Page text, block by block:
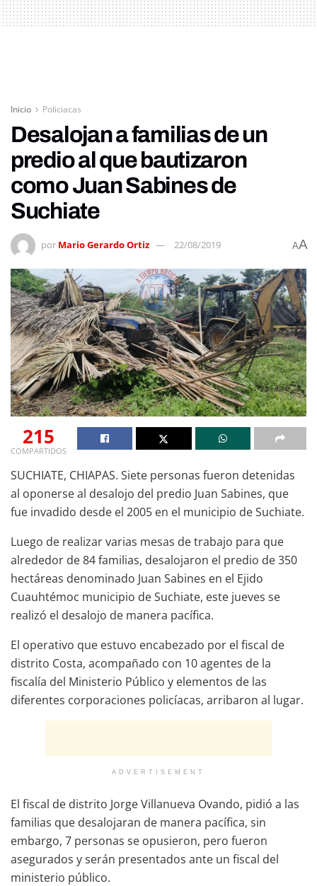
Inicio Policiacas
Desalojan a familias de un
predio al que bautizaron
como Juan Sabines de
Suchiate
por Mario Gerardo Ortiz 22/08/2019 AA
215
COMPARTIDOS
SUCHIATE, CHIAPAS. Siete personas fueron detenidas
al oponerse al desalojo del predio Juan Sabines, que
fue invadido desde el 2005 en el municipio de Suchiate.
Luego de realizar varias mesas de trabajo para que
alrededor de 84 familias, desalojaron el predio de 350
hectáreas denominado Juan Sabines en el Ejido
Cuauhtémoc municipio de Suchiate, este jueves se
realizó el desalojo de manera pacífica.
El operativo que estuvo encabezado por el fiscal de
distrito Costa, acompañado con 10 agentes de la
fiscalía del Ministerio Público y elementos de las
diferentes corporaciones policíacas, arribaron al lugar.
ADVERTISEMENT
El fiscal de distrito Jorge Villanueva Ovando, pidió a las
familias que desalojaran de manera pacífica, sin
embargo, 7 personas se opusieron, pero fueron
asegurados y serán presentados ante un fiscal del
ministerio público.